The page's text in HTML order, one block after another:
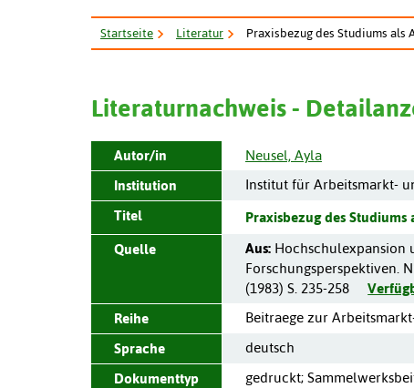
Startseite Literatur Praxisbezug des Studiums als
Literaturnachweis -
Autor/in
Neusel, Ayla
Institution
Institut für Arbeitsmarkt-
Titel
Praxisbezug des
Quelle Aus: Hochschulexpansion
Forschungsperspektiven.
(1983) S. 235-258
Reihe
Beitraege zur
Sprache
deutsch
Dokumenttyp
gedruckt;